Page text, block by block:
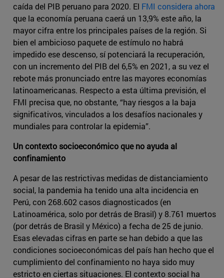
caída del PIB peruano para 2020. El FMI considera ahora
que la economía peruana caerá un 13,9% este año, la
mayor cifra entre los principales países de la región. Si
bien el ambicioso paquete de estímulo no habrá
impedido ese descenso, sí potenciará la recuperación,
con un incremento del PIB del 6,5% en 2021, a su vez el
rebote más pronunciado entre las mayores economías
latinoamericanas. Respecto a esta última previsión, el
FMI precisa que, no obstante, “hay riesgos a la baja
significativos, vinculados a los desafíos nacionales y
mundiales para controlar la epidemia”.
Un contexto socioeconómico que no ayuda al
confinamiento
A pesar de las restrictivas medidas de distanciamiento
social, la pandemia ha tenido una alta incidencia en
Perú, con 268.602 casos diagnosticados (en
Latinoamérica, solo por detrás de Brasil) y 8.761 muertos
(por detrás de Brasil y México) a fecha de 25 de junio.
Esas elevadas cifras en parte se han debido a que las
condiciones socioeconómicas del país han hecho que el
cumplimiento del confinamiento no haya sido muy
estricto en ciertas situaciones. El contexto social ha